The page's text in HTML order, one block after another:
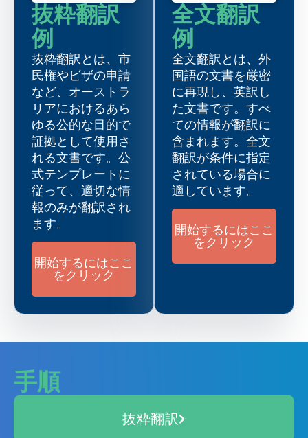
抜粋翻訳
例
抜粋翻訳とは、市
民権やビザの申請
など、オーストラ
リアにおけるあら
ゆる公的な目的で
証拠として使用さ
れる文書です。公
式テンプレートに
従って、適切な情
報のみが翻訳され
ます。
開始するにはここ
をクリック
全文翻訳
例
全文翻訳とは、外
国語の文書を厳密
に再現し、英訳し
た文書です。すべ
ての情報が翻訳に
含まれます。全文
翻訳が条件に指定
されている場合に
適しています。
開始するにはここ
をクリック
手順
抜粋翻訳